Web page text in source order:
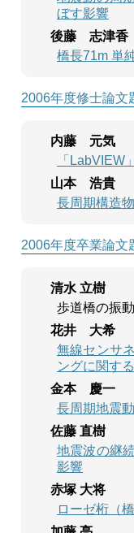
ぼす影響
後藤 志津香
橋長71m 単
2006年度修士論文
内藤 元気
「LabVIEW
山本 浩貴
長周期構造
2006年度卒業論文
清水 立樹
歩道橋の振
花井 大希
無線センサ
ングに関す
金本 慶一
長周期地震
佐藤 直樹
地震波の継
影響
赤塚 大将
ローゼ桁（